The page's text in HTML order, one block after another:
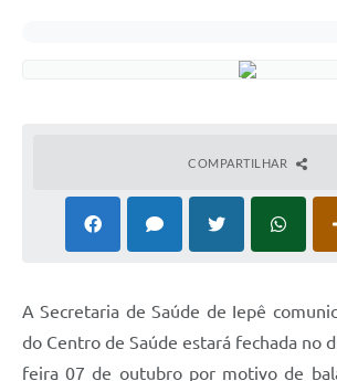
Mapa de estradas rurais
Coleta de Sugestões
Orçamento Participativo
COMPARTILHAR
A Secretaria de Saúde de Iepê
do Centro de Saúde estará fechada no
feira 07 de outubro por motivo de